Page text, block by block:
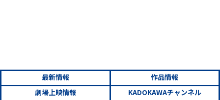
最新情報
作品情報
劇場上映情報
KADOKAWAチャンネル